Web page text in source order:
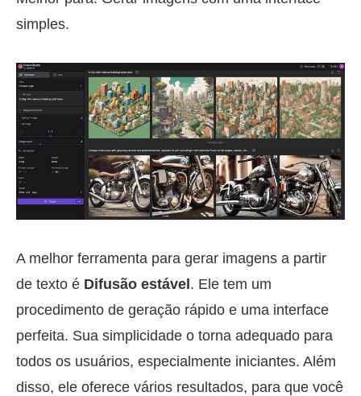
simples.
A melhor ferramenta para gerar imagens a partir
de texto é Difusão estável. Ele tem um
procedimento de geração rápido e uma interface
perfeita. Sua simplicidade o torna adequado para
todos os usuários, especialmente iniciantes. Além
disso, ele oferece vários resultados, para que você